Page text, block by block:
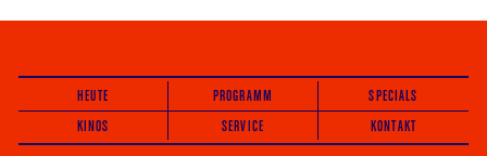
HEUTE PROGRAMM
SPECIALS
KINOS
SERVICE KONTAKT